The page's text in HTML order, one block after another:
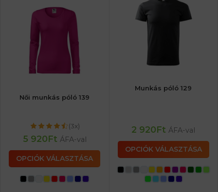
Női munkás póló 139
(3x)
5 920Ft ÁFA-val
OPCIÓK VÁLASZTÁSA
Munkás póló 129
2 920Ft ÁFA-val
OPCIÓK VÁLASZTÁSA